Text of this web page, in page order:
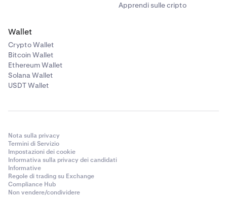
Apprendi sulle cripto
Wallet
Crypto Wallet
Bitcoin Wallet
Ethereum Wallet
Solana Wallet
USDT Wallet
Nota sulla privacy
Termini di Servizio
Impostazioni dei cookie
Informativa sulla privacy dei candidati
Informative
Regole di trading su Exchange
Compliance Hub
Non vendere/condividere